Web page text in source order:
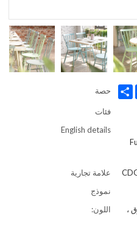
حصة Share
فئات
English details
علامة تجارية
نموذج
اللون:
،